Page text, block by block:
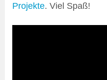
Projekte. Viel Spaß!